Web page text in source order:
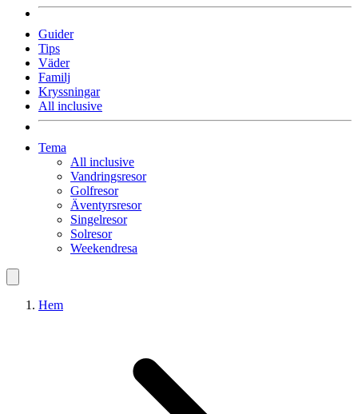
Guider
Tips
Väder
Familj
Kryssningar
All inclusive
Tema
All inclusive
Vandringsresor
Golfresor
Äventyrsresor
Singelresor
Solresor
Weekendresa
Hem